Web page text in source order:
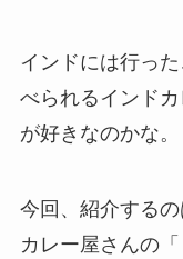
インドには行っ
べられるインド
が好きなのかな。
今回、紹介する
カレー屋さんの